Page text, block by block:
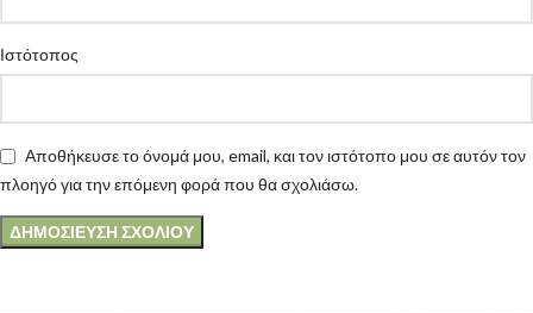
Ιστότοπος
Αποθήκευσε το όνομά μου, email, και τον ιστότοπο μου σε αυτόν τον
πλοηγό για την επόμενη φορά που θα σχολιάσω.